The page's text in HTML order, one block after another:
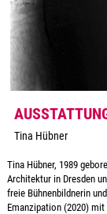
Tina Hübner
Tina Hübner, 1989
Architektur in Dresden
freie Bühnenbildnerin
Emanzipation (2020)